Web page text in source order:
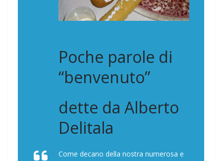
Poche parole di
“benvenuto”
dette da Alberto
Delitala
Come decano della nostra numerosa e